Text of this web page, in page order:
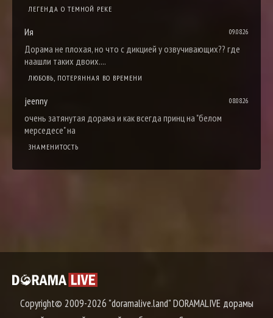
ЛЕГЕНДА О ТЕМНОЙ РЕКЕ
Ия 09.08.26
Дорама не плохая, но что с дикцией у озвучивающих?? где
наашли таких двоих....
ЛЮБОВЬ, ПОТЕРЯННАЯ ВО ВРЕМЕНИ
jeenny 08.08.26
очень затянутая дорама и как всегда принц на "белом
мерседесе" на
ЗНАМЕНИТОСТЬ
Copyright© 2009-2026 "doramalive.land" DORAMALIVE дорамы